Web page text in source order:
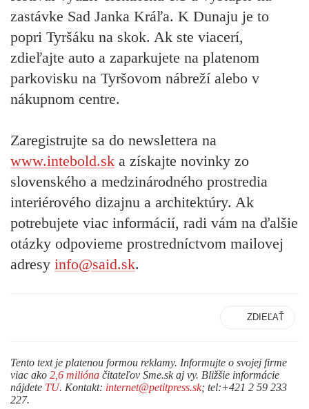
zastávke Sad Janka Kráľa. K Dunaju je to
popri Tyršáku na skok. Ak ste viacerí,
zdieľajte auto a zaparkujete na platenom
parkovisku na Tyršovom nábreží alebo v
nákupnom centre.
Zaregistrujte sa do newslettera na
www.intebold.sk a získajte novinky zo
slovenského a medzinárodného prostredia
interiérového dizajnu a architektúry. Ak
potrebujete viac informácií, radi vám na ďalšie
otázky odpovieme prostredníctvom mailovej
adresy info@said.sk.
ZDIEĽAŤ
Tento text je platenou formou reklamy. Informujte o svojej firme
viac ako 2,6 milióna čitateľov Sme.sk aj vy. Bližšie informácie
nájdete TU. Kontakt: internet@petitpress.sk; tel:+421 2 59 233
227.